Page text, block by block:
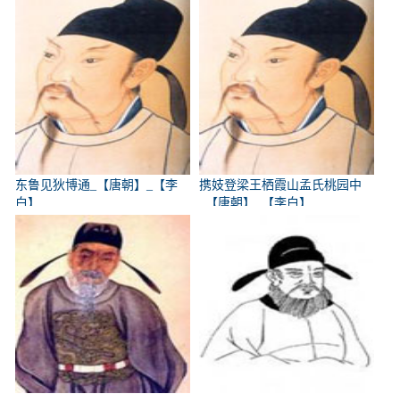
东鲁见狄博通_【唐朝】_【李
白】
携妓登梁王栖霞山孟氏桃园中
_【唐朝】_【李白】